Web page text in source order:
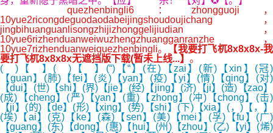
quezhenbingli6：zhongguoji，
10yue2ricongdeguodaodabeijingshoudoujichang，
jingbihuanguanlisongzhijizhonggelijiudian，
10yue6rizhenduanweiwuzhengzhuangganranzhe，
10yue7rizhenduanweiquezhenbingli。
【我要打飞杌8x8x8x-我
要打飞杌8x8x8x无遮挡版下载(暂未上线...】 。
( )【 】( )【 】(“)【“】(在)【zai】(新)【xin】(冠)
【guan】(肺)【fei】(炎)【yan】(疫)【yi】(情)【qing】(对)
【dui】(世)【shi】(界)【jie】(经)【jing】(济)【ji】(造)【zao】
(成)【cheng】(严)【yan】(重)【zhong】(冲)【chong】(击)
【ji】(的)【de】(形)【xing】(势)【shi】(下)【xia】(，)【，】
(埃)【ai】(克)【ke】(森)【sen】(美)【mei】(孚)【fu】(广)
【guang】(东)【dong】(惠)【hui】(州)【zhou】(乙)【yi】(烯)